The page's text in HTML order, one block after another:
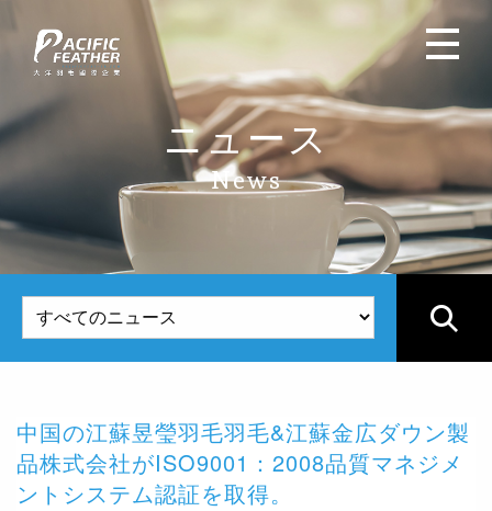
ニュース
News
中国の江蘇昱瑩羽毛羽毛&江蘇金広ダウン製
品株式会社がISO9001：2008品質マネジメ
ントシステム認証を取得。